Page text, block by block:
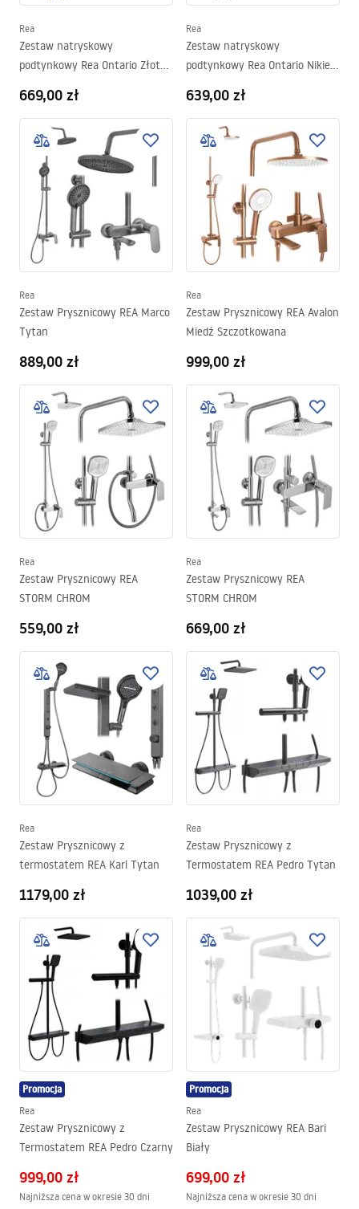
Rea
Zestaw natryskowy
podtynkowy Rea Ontario Złoty
669,00 zł
Rea
Zestaw natryskowy
podtynkowy Rea Ontario Nikiel
639,00 zł
Rea
Zestaw Prysznicowy REA Marco
Tytan
889,00 zł
Rea
Zestaw Prysznicowy REA Avalon
Miedź Szczotkowana
999,00 zł
Rea
Zestaw Prysznicowy REA
STORM CHROM
559,00 zł
Rea
Zestaw Prysznicowy REA
STORM CHROM
669,00 zł
Rea
Zestaw Prysznicowy z
termostatem REA Karl Tytan
1179,00 zł
Rea
Zestaw Prysznicowy z
Termostatem REA Pedro Tytan
1039,00 zł
Promocja
Rea
Zestaw Prysznicowy z
Termostatem REA Pedro Czarny
999,00 zł
Najniższa cena w okresie 30 dni
Promocja
Rea
Zestaw Prysznicowy REA Bari
Biały
699,00 zł
Najniższa cena w okresie 30 dni